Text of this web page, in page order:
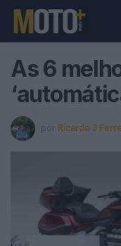
As 6
por Ricardo J